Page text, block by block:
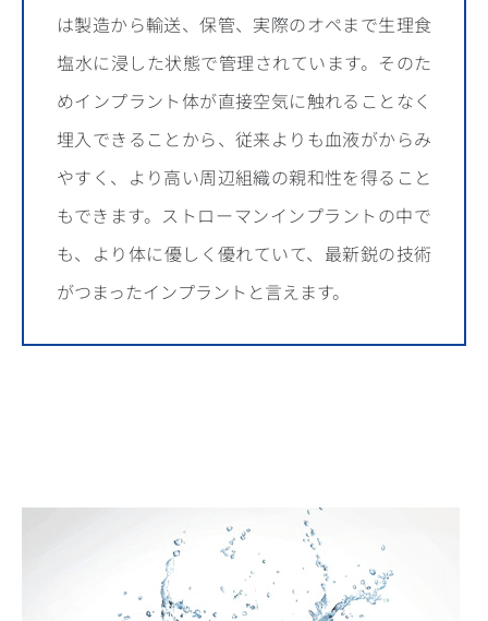
は製造から輸送、保管、実際のオペまで生理食
塩水に浸した状態で管理されています。そのた
めインプラント体が直接空気に触れることなく
埋入できることから、従来よりも血液がからみ
やすく、より高い周辺組織の親和性を得ること
もできます。ストローマンインプラントの中で
も、より体に優しく優れていて、最新鋭の技術
がつまったインプラントと言えます。